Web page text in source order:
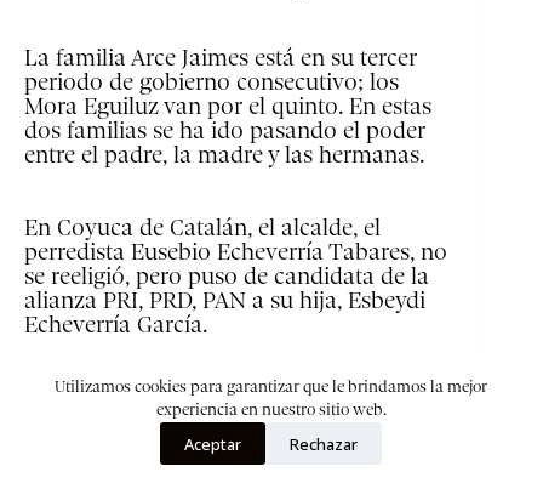
Utilizamos cookies para garantizar que le brindamos la mejor
experiencia en nuestro sitio web.
Aceptar Rechazar
La familia Arce Jaimes está en su tercer
periodo de gobierno consecutivo; los
Mora Eguiluz van por el quinto. En estas
dos familias se ha ido pasando el poder
entre el padre, la madre y las hermanas.
En Coyuca de Catalán, el alcalde, el
perredista Eusebio Echeverría Tabares, no
se reeligió, pero puso de candidata de la
alianza PRI, PRD, PAN a su hija, Esbeydi
Echeverría García.
Pungarabato es un caso similar. Reynel
Rodríguez Muñoz fue diputado federal
por el PRI en la anterior legislatura, fue
alcalde en los periodos 2012-2015 y